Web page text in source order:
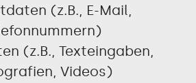
(z.B., E-Mail,
(z.B., Texteingaben,
Videos)